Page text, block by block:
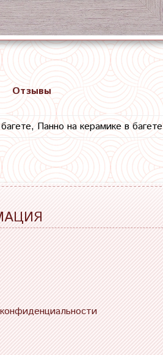
Панно на керамике в багете
Отзывы